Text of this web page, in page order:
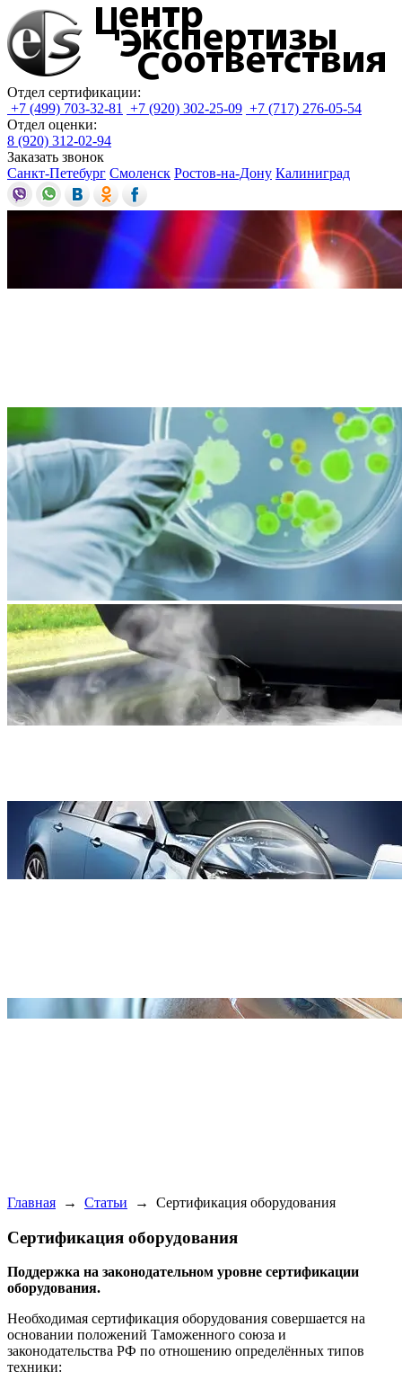
Отдел сертификации:
+7 (499) 703-32-81
+7 (920) 302-25-09 +7 (717) 276-05-54
Отдел оценки:
8 (920) 312-02-94
Заказать звонок
Санкт-Петебург Смоленск Ростов-на-Дону Калиниград
Главная → Статьи → Сертификация оборудования
Сертификация оборудования
Поддержка на законодательном уровне сертификации
оборудования.
Необходимая сертификация оборудования совершается на
основании положений Таможенного союза и
законодательства РФ по отношению определённых типов
техники: